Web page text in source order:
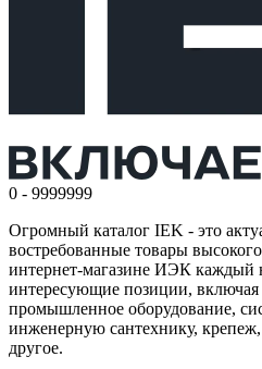
0 - 9999999
Огромный каталог IEK - это
востребованные товары
интернет-магазине ИЭК каждый
интересующие позиции, включая
промышленное оборудование,
инженерную сантехнику,
другое.